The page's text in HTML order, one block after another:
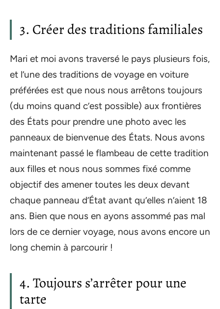
3. Créer des traditions familiales
Mari et moi avons traversé le pays plusieurs fois,
et l’une des traditions de voyage en voiture
préférées est que nous nous arrêtons toujours
(du moins quand c’est possible) aux frontières
des États pour prendre une photo avec les
panneaux de bienvenue des États. Nous avons
maintenant passé le flambeau de cette tradition
aux filles et nous nous sommes fixé comme
objectif des amener toutes les deux devant
chaque panneau d’État avant qu’elles n’aient 18
ans. Bien que nous en ayons assommé pas mal
lors de ce dernier voyage, nous avons encore un
long chemin à parcourir !
4. Toujours s’arrêter pour une
tarte